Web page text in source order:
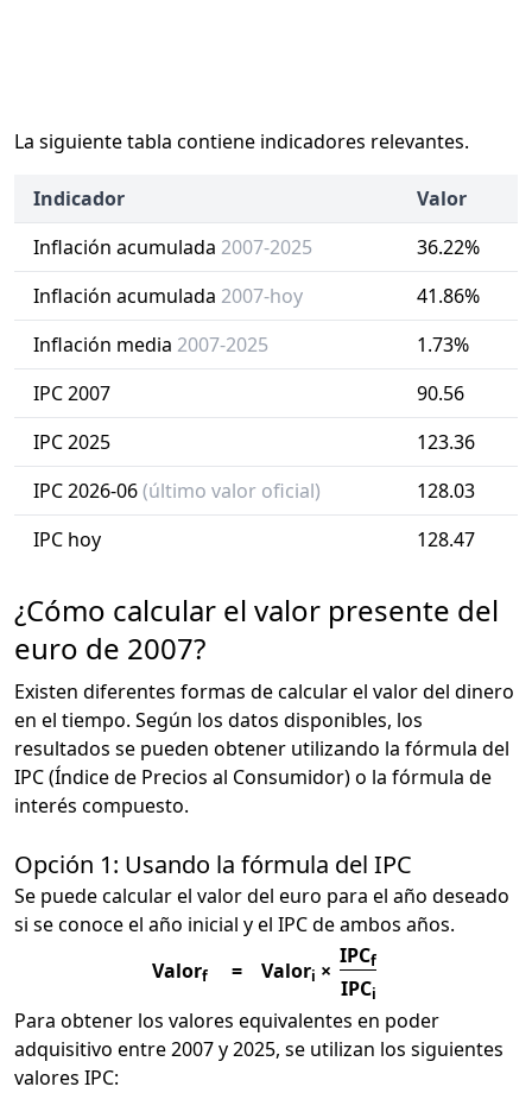
La siguiente tabla contiene indicadores relevantes.
Indicador
Valor
Inflación acumulada 2007-2025
36.22%
Inflación acumulada 2007-hoy
41.86%
Inflación media 2007-2025
1.73%
IPC 2007
90.56
IPC 2025
123.36
IPC 2026-06(último valor oficial)
128.03
IPC hoy
128.47
¿Cómo calcular el valor presente del
euro de 2007?
Existen diferentes formas de calcular el valor del dinero
en el tiempo. Según los datos disponibles, los
resultados se pueden obtener utilizando la fórmula del
IPC (Índice de Precios al Consumidor) o la fórmula de
interés compuesto.
Opción 1: Usando la fórmula del IPC
Se puede calcular el valor del euro para el año deseado
si se conoce el año inicial y el IPC de ambos años.
Valorf = Valori ×
IPCf
IPCi
Para obtener los valores equivalentes en poder
adquisitivo entre 2007 y 2025, se utilizan los siguientes
valores IPC: